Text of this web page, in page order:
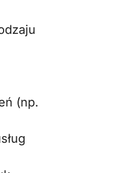
(np.